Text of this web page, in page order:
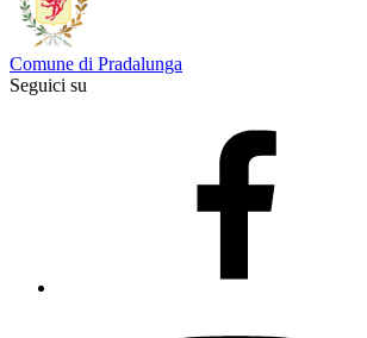
Comune di Pradalunga
Seguici su